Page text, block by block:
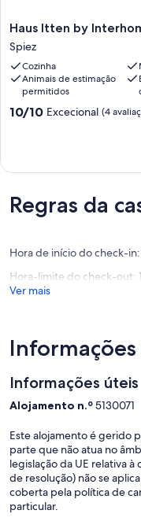
Haus
Itten
by
Interhome
Spiez
Haus Itten by
Spiez
Cozinha
Animais de estimação
permitidos
Pontuação
de
10,
avaliações)
10/10 Excecional (4
Regras da
Hora de início do check-
Hora-limite do check-out:
Ver mais
Informações úteis
Alojamento n.º5130071
Este alojamento é gerido
parte que não atua no
legislação da UE relativa
de resolução) não se
coberta pela política de
particular.